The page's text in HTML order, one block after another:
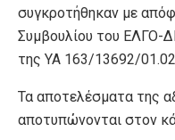
συγκροτήθηκαν με
Συμβουλίου του ΕΛΓΟ-
της ΥΑ 163/13692/
Τα αποτελέσματα της
αποτυπώνονται στον